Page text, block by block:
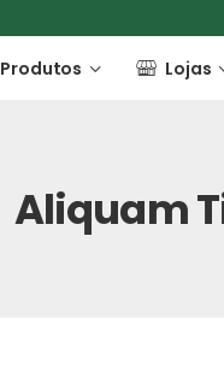
Produtos Lojas
Aliquam